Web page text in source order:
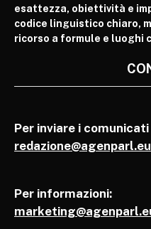
esattezza, obiettività e
codice linguistico chiaro,
ricorso a formule e luoghi
Per inviare i
redazione@agenparl.eu
Per informazioni: